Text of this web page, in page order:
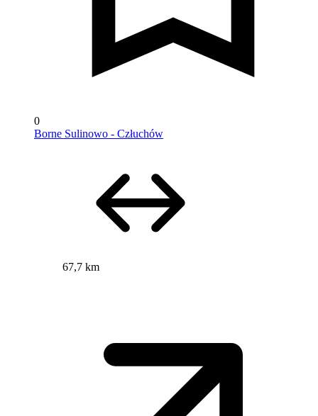
0
Borne Sulinowo - Człuchów
67,7 km